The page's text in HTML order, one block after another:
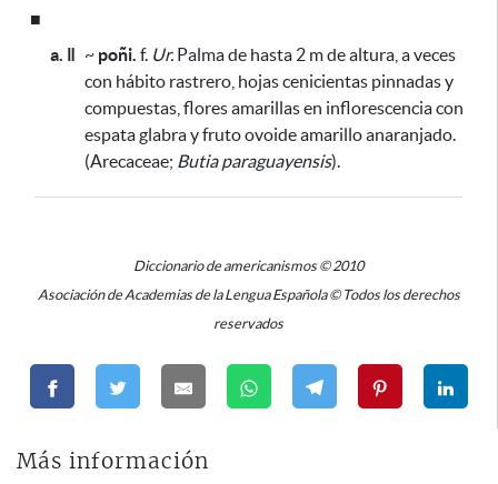
■
a. ǁ ~ poñi. f. Ur. Palma de hasta 2 m de altura, a veces
con hábito rastrero, hojas cenicientas pinnadas y
compuestas, flores amarillas en inflorescencia con
espata glabra y fruto ovoide amarillo anaranjado.
(Arecaceae; Butia paraguayensis).
Diccionario de americanismos © 2010
Asociación de Academias de la Lengua Española © Todos los derechos
reservados
Más información